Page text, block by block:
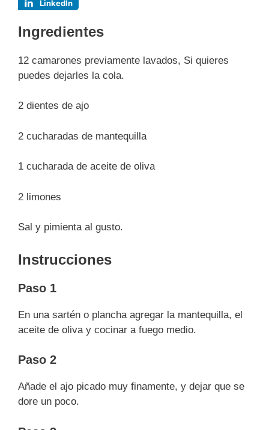
LinkedIn
Ingredientes
12 camarones previamente lavados, Si quieres
puedes dejarles la cola.
2 dientes de ajo
2 cucharadas de mantequilla
1 cucharada de aceite de oliva
2 limones
Sal y pimienta al gusto.
Instrucciones
Paso 1
En una sartén o plancha agregar la mantequilla, el
aceite de oliva y cocinar a fuego medio.
Paso 2
Añade el ajo picado muy finamente, y dejar que se
dore un poco.